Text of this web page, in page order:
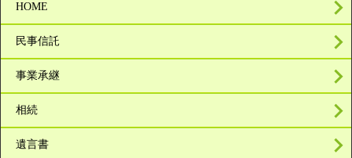
HOME
民事信託
事業承継
相続
遺言書